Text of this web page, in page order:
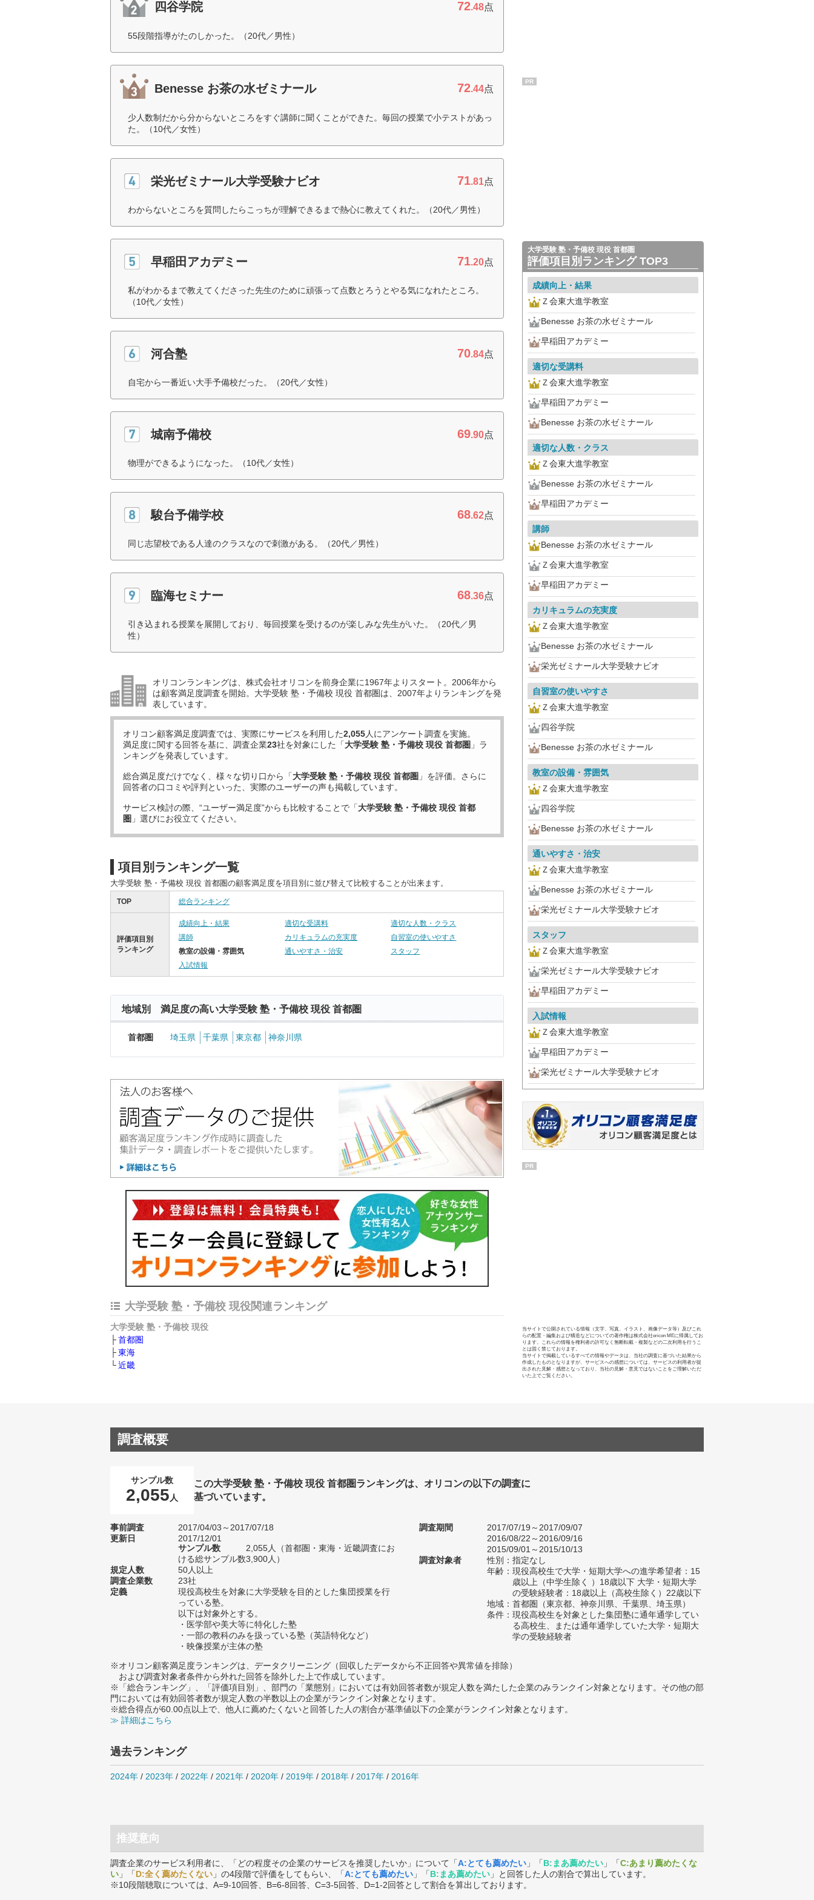
四谷学院 72.48点
55段階指導がたのしかった。（20代／男性）
Benesse お茶の水ゼミナール 72.44点
少人数制だから分からないところをすぐ講師に聞くことができた。毎回の授業で小テストがあっ
た。（10代／女性）
栄光ゼミナール大学受験ナビオ 71.81点
わからないところを質問したらこっちが理解できるまで熱心に教えてくれた。（20代／男性）
早稲田アカデミー 71.20点
私がわかるまで教えてくださった先生のために頑張って点数とろうとやる気になれたところ。
（10代／女性）
河合塾 70.84点
自宅から一番近い大手予備校だった。（20代／女性）
城南予備校 69.90点
物理ができるようになった。（10代／女性）
駿台予備学校 68.62点
同じ志望校である人達のクラスなので刺激がある。（20代／男性）
臨海セミナー 68.36点
引き込まれる授業を展開しており、毎回授業を受けるのが楽しみな先生がいた。（20代／男
性）
オリコンランキングは、株式会社オリコンを前身企業に1967年よりスタート。2006年から
は顧客満足度調査を開始。大学受験 塾・予備校 現役 首都圏は、2007年よりランキングを発
表しています。
オリコン顧客満足度調査では、実際にサービスを利用した2,055人にアンケート調査を実施。
満足度に関する回答を基に、調査企業23社を対象にした「大学受験 塾・予備校 現役 首都圏 」ラ
ンキングを発表しています。
総合満足度だけでなく、様々な切り口から「大学受験 塾・予備校 現役 首都圏 」を評価。さらに
回答者の口コミや評判といった、実際のユーザーの声も掲載しています。
サービス検討の際、“ユーザー満足度”からも比較することで「大学受験 塾・予備校 現役 首都
圏 」選びにお役立てください。
項目別ランキング一覧
大学受験 塾・予備校 現役 首都圏の顧客満足度を項目別に並び替えて比較することが出来ます。
TOP 総合ランキング
評価項目別
ランキング
成績向上・結果 適切な受講料
適切な人数・クラス
講師
カリキュラムの充実度
自習室の使いやすさ
教室の設備・雰囲気
通いやすさ・治安
スタッフ
入試情報
地域別 満足度の高い大学受験 塾・予備校 現役 首都圏
首都圏 埼玉県 千葉県 東京都 神奈川県
大学受験 塾・予備校 現役関連ランキング
大学受験 塾・予備校 現役
首都圏
東海
近畿
PR
大学受験 塾・予備校 現役 首都圏
評価項目別ランキング TOP3
成績向上・結果
Ｚ会東大進学教室
Benesse お茶の水ゼミナール
早稲田アカデミー
適切な受講料
Ｚ会東大進学教室
早稲田アカデミー
Benesse お茶の水ゼミナール
適切な人数・クラス
Ｚ会東大進学教室
Benesse お茶の水ゼミナール
早稲田アカデミー
講師
Benesse お茶の水ゼミナール
Ｚ会東大進学教室
早稲田アカデミー
カリキュラムの充実度
Ｚ会東大進学教室
Benesse お茶の水ゼミナール
栄光ゼミナール大学受験ナビオ
自習室の使いやすさ
Ｚ会東大進学教室
四谷学院
Benesse お茶の水ゼミナール
教室の設備・雰囲気
Ｚ会東大進学教室
四谷学院
Benesse お茶の水ゼミナール
通いやすさ・治安
Ｚ会東大進学教室
Benesse お茶の水ゼミナール
栄光ゼミナール大学受験ナビオ
スタッフ
Ｚ会東大進学教室
栄光ゼミナール大学受験ナビオ
早稲田アカデミー
入試情報
Ｚ会東大進学教室
早稲田アカデミー
栄光ゼミナール大学受験ナビオ
PR
当サイトで公開されている情報（文字、写真、イラスト、画像データ等）及びこれ
らの配置・編集および構造などについての著作権は株式会社oricon MEに帰属してお
ります。これらの情報を権利者の許可なく無断転載・複製などの二次利用を行うこ
とは固く禁じております。
当サイトで掲載しているすべての情報やデータは、当社の調査に基づいた結果から
作成したものとなりますが、サービスへの感想については、サービスの利用者が提
出された見解・感想となっており、当社の見解・意見ではないことをご理解いただ
いた上でご覧ください。
調査概要
サンプル数
2,055 人
この大学受験 塾・予備校 現役 首都圏ランキングは、オリコンの以下の調査に
基づいています。
事前調査
2017/04/03～2017/07/18
更新日
2017/12/01
サンプル数
2,055人（首都圏・東海・近畿調査にお
ける総サンプル数3,900人）
規定人数
50人以上
調査企業数
23社
定義
現役高校生を対象に大学受験を目的とした集団授業を行
っている塾。
以下は対象外とする。
・医学部や美大等に特化した塾
・一部の教科のみを扱っている塾（英語特化など）
・映像授業が主体の塾
調査期間
2017/07/19～2017/09/07
2016/08/22～2016/09/16
2015/09/01～2015/10/13
調査対象者
性別：指定なし
年齢：現役高校生で大学・短期大学への進学希望者：15
歳以上（中学生除く ）18歳以下 大学・短期大学
の受験経験者：18歳以上（高校生除く）22歳以下
地域：首都圏（東京都、神奈川県、千葉県、埼玉県）
条件：現役高校生を対象とした集団塾に通年通学してい
る高校生、または通年通学していた大学・短期大
学の受験経験者
※オリコン顧客満足度ランキングは、データクリーニング（回収したデータから不正回答や異常値を排除）
および調査対象者条件から外れた回答を除外した上で作成しています。
※「総合ランキング」、「評価項目別」、部門の「業態別」においては有効回答者数が規定人数を満たした企業のみランクイン対象となります。その他の部
門においては有効回答者数が規定人数の半数以上の企業がランクイン対象となります。
※総合得点が60.00点以上で、他人に薦めたくないと回答した人の割合が基準値以下の企業がランクイン対象となります。
≫ 詳細はこちら
過去ランキング
2024年 / 2023年 / 2022年 / 2021年 / 2020年 / 2019年 / 2018年 / 2017年 / 2016年
推奨意向
調査企業のサービス利用者に、「どの程度その企業のサービスを推奨したいか」について「A:とても薦めたい 」「B:まあ薦めたい 」「C:あまり薦めたくな
い 」「D:全く薦めたくない 」の4段階で評価をしてもらい、「A:とても薦めたい 」「B:まあ薦めたい 」と回答した人の割合で算出しています。
※10段階聴取については、A=9-10回答、B=6-8回答、C=3-5回答、D=1-2回答として割合を算出しております。